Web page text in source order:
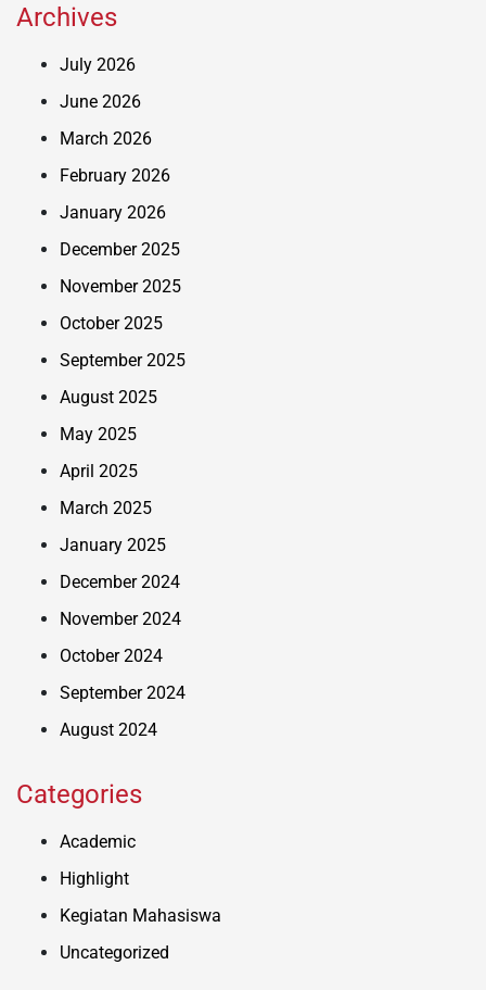
Archives
July 2026
June 2026
March 2026
February 2026
January 2026
December 2025
November 2025
October 2025
September 2025
August 2025
May 2025
April 2025
March 2025
January 2025
December 2024
November 2024
October 2024
September 2024
August 2024
Categories
Academic
Highlight
Kegiatan Mahasiswa
Uncategorized